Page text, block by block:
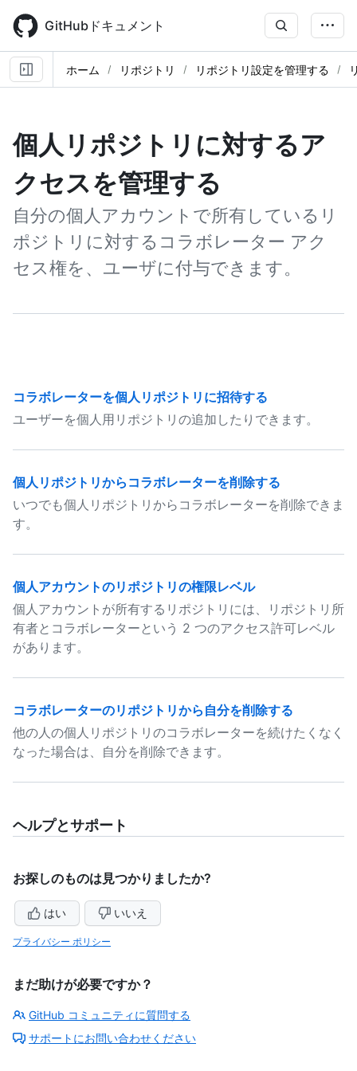
main
content
GitHubドキュメント
ホーム リポジトリ リポジトリ設定を管理する
個人リポジトリに対するア
クセスを管理する
自分の個人アカウントで所有しているリ
ポジトリに対するコラボレーター アク
セス権を、ユーザに付与できます。
コラボレーターを個人リポジトリに招待する
ユーザーを個人用リポジトリの追加したりできます。
個人リポジトリからコラボレーターを削除する
いつでも個人リポジトリからコラボレーターを削除できま
す。
個人アカウントのリポジトリの権限レベル
個人アカウントが所有するリポジトリには、リポジトリ所
有者とコラボレーターという 2 つのアクセス許可レベル
があります。
コラボレーターのリポジトリから自分を削除する
他の人の個人リポジトリのコラボレーターを続けたくなく
なった場合は、自分を削除できます。
ヘルプとサポート
お探しのものは見つかりましたか?
はい いいえ
プライバシー ポリシー
まだ助けが必要ですか？
GitHub コミュニティに質問する
サポートにお問い合わせください